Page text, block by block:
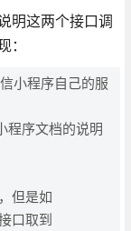
明这两个接口调
小程序自己的服
程序文档的说明
但是如
口取到